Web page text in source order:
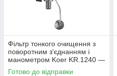
Фільтр тонкого очищення з
поворотним з'єднанням і
манометром Koer KR.1240 —
3/4" (KR5879)
Готово до відправки